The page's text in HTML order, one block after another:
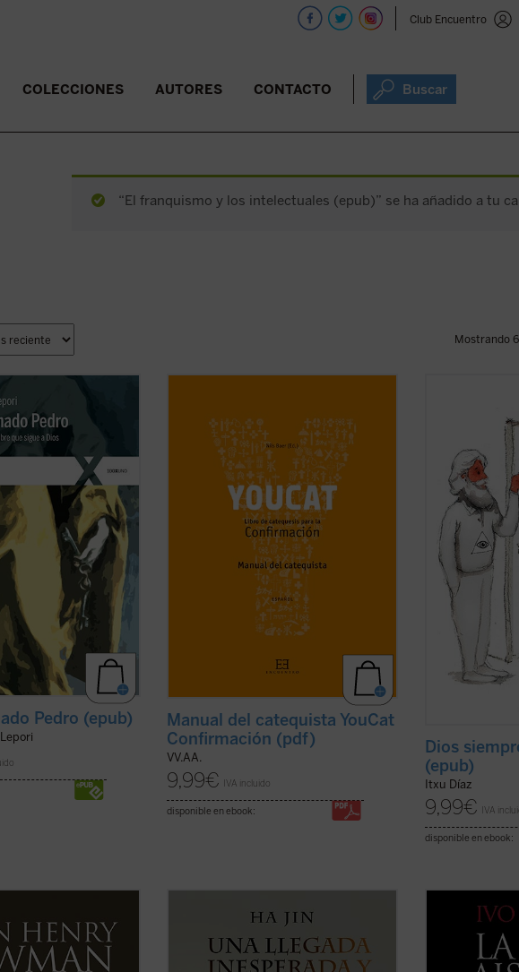
Club Encuentro
COLECCIONES AUTORES CONTACTO Buscar
“El franquismo y los intelectuales (epub)” se ha añadido a tu
Mostrando
a Jesús, Pedro podía
bajo control. Su casa,
era fácil gestionar su
(...) Ahora, en cambio,
Cientos,
de toda raza y lengua
Pedro (epub)
acompaña hasta el gran día de tu
Confirmación.
En él encontrarás un buen programa de
entrenamiento, muchos consejos para
una vida emocionante con Dios, pero
ante todo, encuentras referencias a dos
(ver ficha)
Manual del catequista YouCat
Confirmación (pdf)
VV.AA.
9,99€ IVA incluido
disponible en ebook:
¿Qué tienen en
Pablo II, la
Amy
martirizados en
guionista de
El humorista y
realiza una ...
Dios
(epub)
Itxu Díaz
9,99€ IVA
disponible en ebook:
en este último volumen
parroquialesno
la primera edición de
Una llegada inesperada y otros relatos
selección de trece cuentos de uno de los
más prestigiosos escritores de ficción en
(ver ficha)